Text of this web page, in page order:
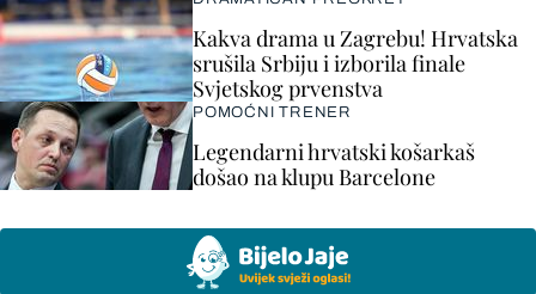
Kakva drama u Zagrebu! Hrvatska
srušila Srbiju i izborila finale
Svjetskog prvenstva
POMOĆNI TRENER
Legendarni hrvatski košarkaš
došao na klupu Barcelone